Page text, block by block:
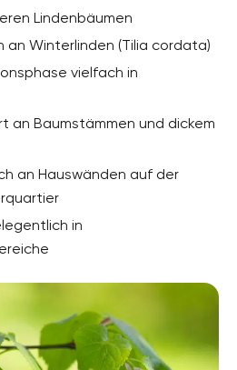
Lindenbäumen
an Winterlinden (Tilia cordata)
vielfach in
an Baumstämmen und dickem
an Hauswänden auf der
in